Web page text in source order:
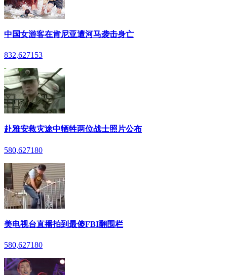
中国女游客在肯尼亚遭河马袭击身亡
832,627153
赴雅安救灾途中牺牲两位战士照片公布
580,627180
美电视台直播拍到最傻FBI翻围栏
580,627180